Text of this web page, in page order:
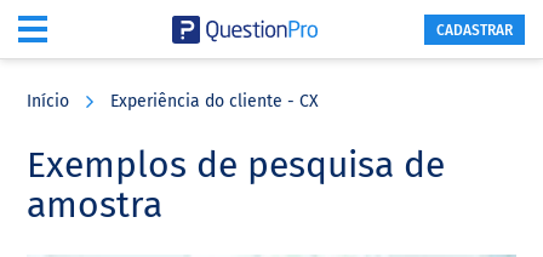
content
sidebar
CADASTRAR
Início Experiência do cliente - CX
Exemplos de pesquisa de
amostra